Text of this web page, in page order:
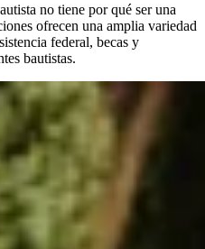
no tiene por qué ser una
ofrecen una amplia variedad
federal, becas y
bautistas.